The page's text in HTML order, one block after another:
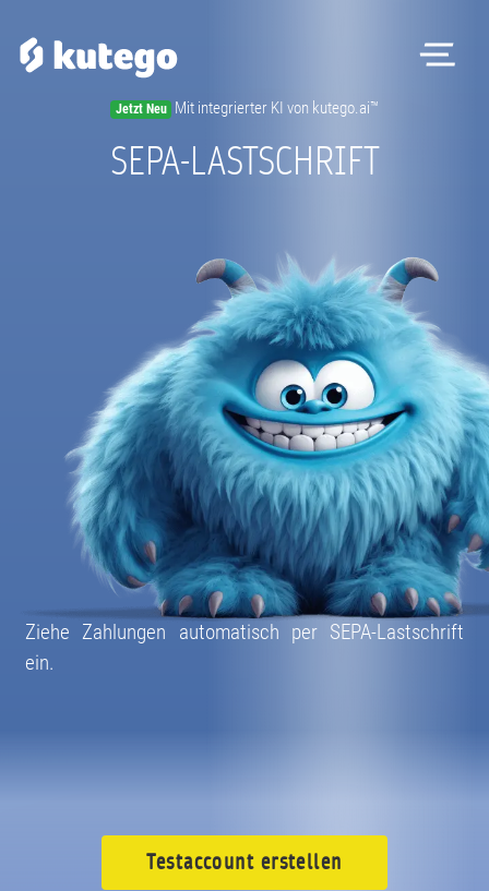
Jetzt Neu Mit integrierter KI von kutego.ai™
SEPA-LASTSCHRIFT
Ziehe Zahlungen automatisch per SEPA-Lastschrift
ein.
Testaccount erstellen
Software
Hardware
Kontakt
Magazin
Registrieren
Beratungstermin
08004003055